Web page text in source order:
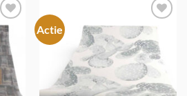
Actie
Toevoegen
verlanglijst